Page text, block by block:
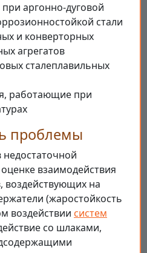
аргонно-дуговой
стали
и конверторных
агрегатов
сталеплавильных
работающие при
проблемы
недостаточной
взаимодействия
воздействующих на
(жаростойкость
воздействии систем
со шлаками,